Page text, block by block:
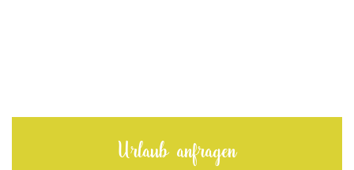
Urlaub anfragen